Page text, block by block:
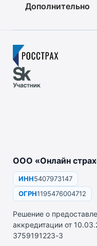
Дополнительно
ООО «Онлайн
ИНН5407973147
ОГРН1195476004712
Решение о
аккредитации от
3759191223-3